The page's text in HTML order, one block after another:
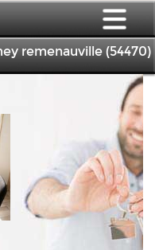
remenauville (54470)